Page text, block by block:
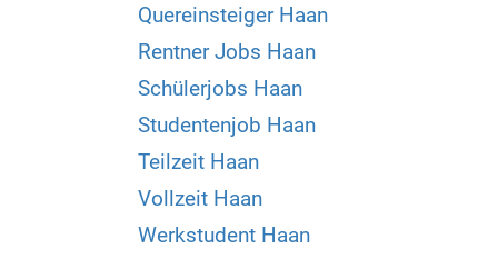
Quereinsteiger Haan
Rentner Jobs Haan
Schülerjobs Haan
Studentenjob Haan
Teilzeit Haan
Vollzeit Haan
Werkstudent Haan